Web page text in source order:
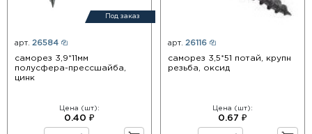
Под заказ
арт. 26584
саморез 3,9*11мм
полусфера-прессшайба,
цинк
Цена (шт):
0.40 ₽
арт. 26116
саморез 3,5*51 потай, крупн
резьба, оксид
Цена (шт):
0.67 ₽